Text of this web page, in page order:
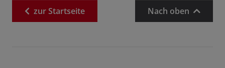
zurStartseite Nach oben